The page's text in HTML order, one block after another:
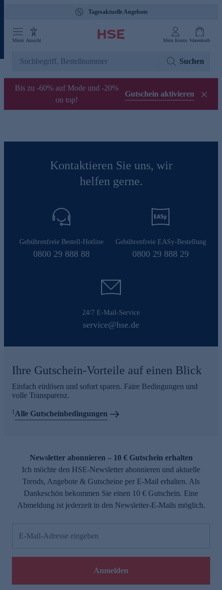
Tagesaktuelle Angebote
Menü Ansicht Mein Konto Warenkorb
Suchen
Bis zu -60% auf Mode und -20%
on top!
Gutschein aktivieren
Kontaktieren Sie uns, wir
helfen gerne.
Gebührenfreie Bestell-Hotline
0800 29 888 88
Gebührenfreie EASy-Bestellung
0800 29 888 29
24/7 E-Mail-Service
service@hse.de
Ihre Gutschein-Vorteile auf einen Blick
Einfach einlösen und sofort sparen. Faire Bedingungen und
volle Transparenz.
1Alle Gutscheinbedingungen
Newsletter abonnieren – 10 € Gutschein erhalten
Ich möchte den HSE-Newsletter abonnieren und aktuelle
Trends, Angebote & Gutscheine per E-Mail erhalten. Als
Dankeschön bekommen Sie einen 10 € Gutschein. Eine
Abmeldung ist jederzeit in den Newsletter-E-Mails möglich.
E-Mail-Adresse eingeben
Anmelden